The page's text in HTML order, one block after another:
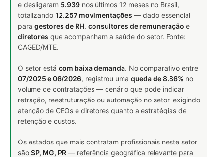
e desligaram 5.939 nos últimos 12 meses no Brasil,
totalizando 12.257 movimentações — dado essencial
para gestores de RH, consultores de remuneração e
diretores que acompanham a saúde do setor. Fonte:
CAGED/MTE.
O setor está com baixa demanda. No comparativo entre
07/2025 e 06/2026, registrou uma queda de 8.86% no
volume de contratações — cenário que pode indicar
retração, reestruturação ou automação no setor, exigindo
atenção de CEOs e diretores quanto a estratégias de
retenção e custos.
Os estados que mais contratam profissionais neste setor
são SP, MG, PR — referência geográfica relevante para